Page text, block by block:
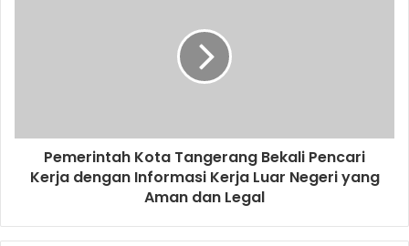
Pemerintah Kota Tangerang Bekali Pencari
Kerja dengan Informasi Kerja Luar Negeri yang
Aman dan Legal